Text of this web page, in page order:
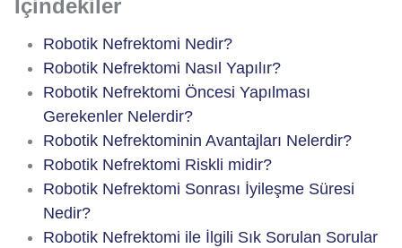
İçindekiler
Robotik Nefrektomi Nedir?
Robotik Nefrektomi Nasıl Yapılır?
Robotik Nefrektomi Öncesi Yapılması
Gerekenler Nelerdir?
Robotik Nefrektominin Avantajları Nelerdir?
Robotik Nefrektomi Riskli midir?
Robotik Nefrektomi Sonrası İyileşme Süresi
Nedir?
Robotik Nefrektomi ile İlgili Sık Sorulan Sorular